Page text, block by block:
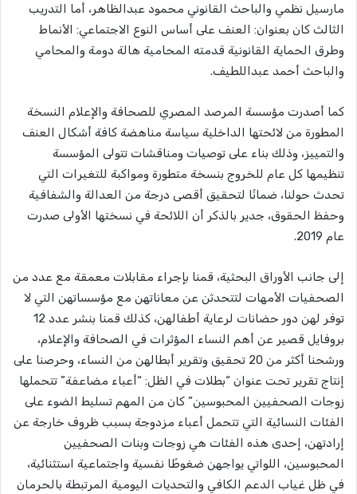
مارسيل نظمي والباحث القانوني محمود عبدالظاهر، أما التدريب
الثالث كان بعنوان: العنف على أساس النوع الاجتماعي: الأنماط
وطرق الحماية القانونية قدمته المحامية هالة دومة والمحامي
والباحث أحمد عبداللطيف.
كما أصدرت مؤسسة المرصد المصري للصحافة والإعلام النسخة
المطورة من لائحتها الداخلية سياسة مناهضة كافة أشكال العنف
والتمييز، وذلك بناء على توصيات ومناقشات تتولى المؤسسة
تنظيمها كل عام للخروج بنسخة متطورة ومواكبة للتغيرات التي
تحدث حولنا، ضمانًا لتحقيق أقصى درجة من العدالة والشفافية
وحفظ الحقوق، جدير بالذكر أن اللائحة في نسختها الأولى صدرت
عام 2019.
إلى جانب الأوراق البحثية، قمنا بإجراء مقابلات معمقة مع عدد من
الصحفيات الأمهات لتتحدثن عن معاناتهن مع مؤسساتهن التي لا
توفر لهن دور حضانات لرعاية أطفالهن، كذلك قمنا بنشر عدد 12
بروفايل قصير عن أهم النساء المؤثرات في الصحافة والإعلام،
ورشحنا أكثر من 20 تحقيق وتقرير أبطالهن من النساء، وحرصنا على
إنتاج تقرير تحت عنوان “بطلات في الظل: “أعباء مضاعفة” تتحملها
زوجات الصحفيين المحبوسين” كان من المهم تسليط الضوء على
الفئات النسائية التي تتحمل أعباء مزدوجة بسبب ظروف خارجة عن
إرادتهن، إحدى هذه الفئات هي زوجات وبنات الصحفيين
المحبوسين، اللواتي يواجهن ضغوطًا نفسية واجتماعية استثنائية،
في ظل غياب الدعم الكافي والتحديات اليومية المرتبطة بالحرمان